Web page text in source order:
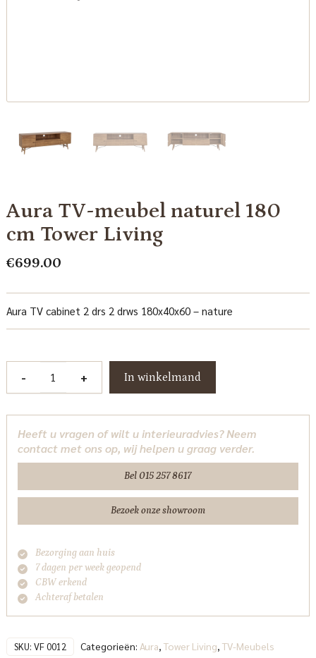
Aura TV-meubel naturel 180
cm Tower Living
€699.00
Aura TV cabinet 2 drs 2 drws 180x40x60 – nature
-
naturel
180
cm
Living
+ In winkelmand
Heeft u vragen of wilt u interieuradvies? Neem
contact met ons op, wij helpen u graag verder.
Bel 015 257 8617
Bezoek onze showroom
Bezorging aan huis
7 dagen per week geopend
CBW erkend
Achteraf betalen
SKU: VF 0012 Categorieën: Aura Tower Living TV-Meubels